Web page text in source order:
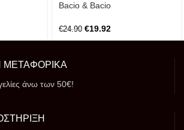
Bacio & Bacio
€24.90 €19.92
άνω των 50€!